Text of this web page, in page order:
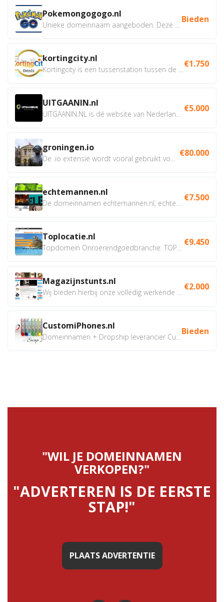
Pokemongogogo.nl Bieden
kortingcity.nl €1.750
UITGAANIN.nl €5.000
groningen.io €80.000
echtemannen.nl €7.500
Toplocatie.nl €9.450
Magazijnstunts.nl €2.000
CustomiPhones.nl Bieden
"WIL JE DOMEINNAMEN
VERKOPEN?"
"ADVERTEREN IS DE EERSTE
STAP!"
PLAATS ADVERTENTIE